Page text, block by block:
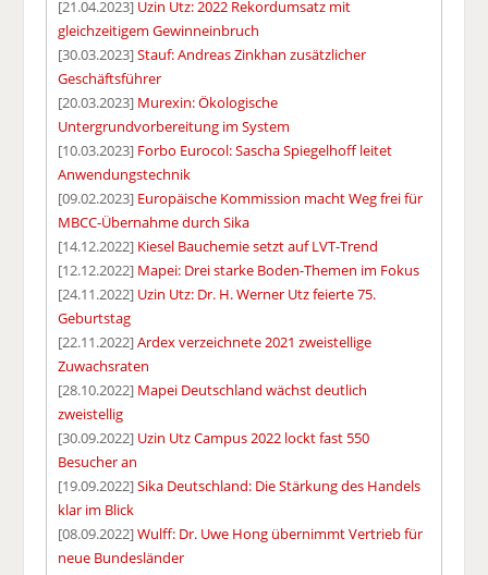
[21.04.2023] Uzin Utz: 2022 Rekordumsatz mit
gleichzeitigem Gewinneinbruch
[30.03.2023]Stauf: Andreas Zinkhan zusätzlicher
Geschäftsführer
[20.03.2023] Murexin: Ökologische
Untergrundvorbereitung im System
[10.03.2023] Forbo Eurocol: Sascha Spiegelhoff leitet
Anwendungstechnik
[09.02.2023] Europäische Kommission macht Weg frei für
MBCC-Übernahme durch Sika
[14.12.2022] Kiesel Bauchemie setzt auf LVT-Trend
[12.12.2022] Mapei: Drei starke Boden-Themen im Fokus
[24.11.2022] Uzin Utz: Dr. H. Werner Utz feierte 75.
Geburtstag
[22.11.2022]Ardex verzeichnete 2021 zweistellige
Zuwachsraten
[28.10.2022] Mapei Deutschland wächst deutlich
zweistellig
[30.09.2022] Uzin Utz Campus 2022 lockt fast 550
Besucher an
[19.09.2022]Sika Deutschland: Die Stärkung des Handels
klar im Blick
[08.09.2022]Wulff: Dr. Uwe Hong übernimmt Vertrieb für
neue Bundesländer